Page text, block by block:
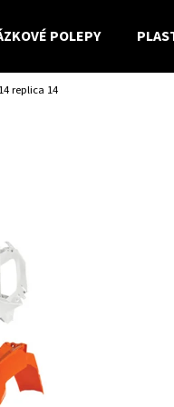
POLEPY
replica 14
Co potřebujete